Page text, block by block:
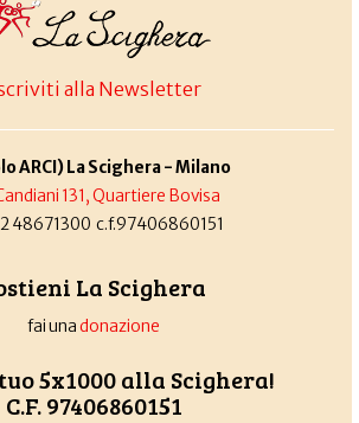
alla Newsletter
ARCI) La Scighera - Milano
131, Quartiere Bovisa
48671300 c.f.97406860151
La Scighera
fai unadonazione
5x1000 alla Scighera!
C.F. 97406860151